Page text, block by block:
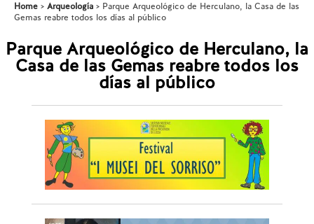
Home Arqueología
Parque Arqueológico de Herculano, la Casa de las
Gemas reabre todos los días al público
Parque Arqueológico de Herculano, la
Casa de las Gemas reabre todos los
días al público